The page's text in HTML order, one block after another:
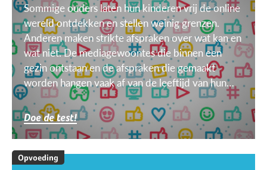
Sommige ouders laten hun kinderen vrij de online
wereld ontdekken en stellen weinig grenzen.
Anderen maken strikte afspraken over wat kan en
wat niet. De mediagewoontes die binnen een
gezin ontstaan en de afspraken die gemaakt
worden hangen vaak af van de leeftijd van hun
kinderen, van het doel, het toestel, het weer ...
Doe de test!
Opvoeding